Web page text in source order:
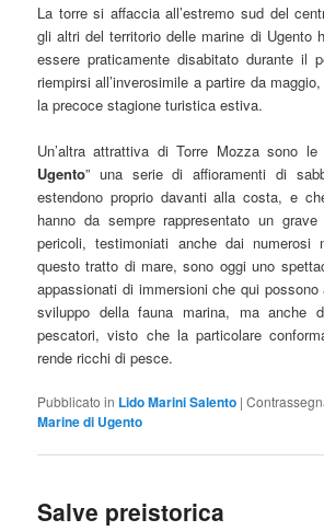
La torre si affaccia all’estremo sud del
gli altri del territorio delle marine di Ugento
essere praticamente disabitato durante il
riempirsi all’inverosimile a partire da
la precoce stagione turistica estiva.
Un’altra attrattiva di Torre Mozza sono le
Ugento” una serie di affioramenti di
estendono proprio davanti alla costa, e
hanno da sempre rappresentato un
pericoli, testimoniati anche dai numerosi
questo tratto di mare, sono oggi uno
appassionati di immersioni che qui
sviluppo della fauna marina, ma anche
pescatori, visto che la particolare
rende ricchi di pesce.
Pubblicato in Lido Marini Salento |
Marine di Ugento
Salve preistorica